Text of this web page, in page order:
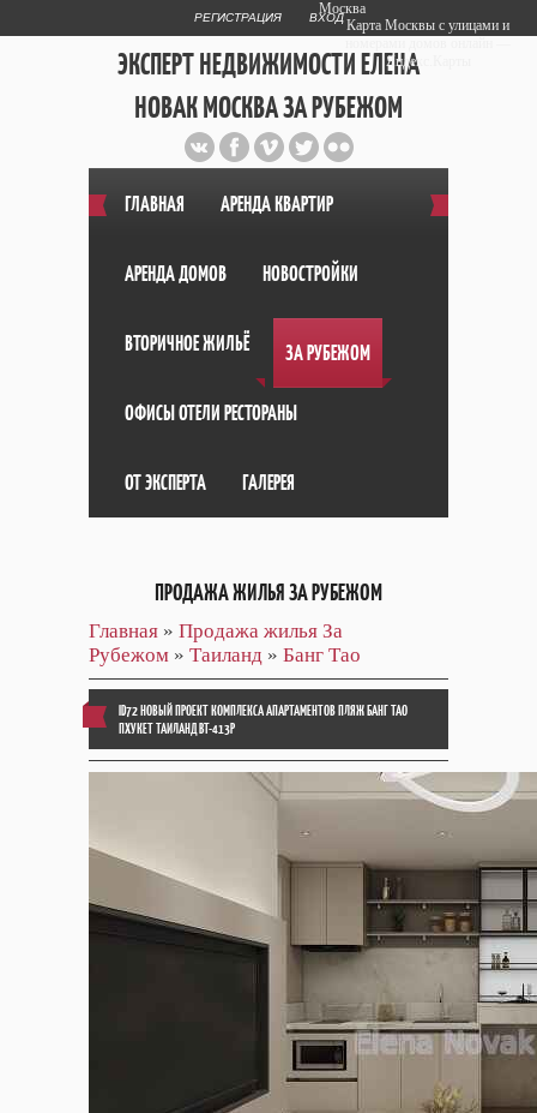
РЕГИСТРАЦИЯ ВХОД
ЭКСПЕРТ НЕДВИЖИМОСТИ ЕЛЕНА
НОВАК МОСКВА ЗА РУБЕЖОМ
Публичный сайт эксперта автора
web дизайнера+7 903 708 1884
ГЛАВНАЯ АРЕНДА КВАРТИР
АРЕНДА ДОМОВ НОВОСТРОЙКИ
ВТОРИЧНОЕ ЖИЛЬЁ ЗА РУБЕЖОМ
ОФИСЫ ОТЕЛИ РЕСТОРАНЫ
ОТ ЭКСПЕРТА ГАЛЕРЕЯ
ПРОДАЖА ЖИЛЬЯ ЗА РУБЕЖОМ
Главная » Продажа жилья За
Рубежом » Таиланд » Банг Тао
ID72 НОВЫЙ ПРОЕКТ КОМПЛЕКСА АПАРТАМЕНТОВ ПЛЯЖ БАНГ ТАО
ПХУКЕТ ТАИЛАНД BT-413P
Москва
Карта Москвы с улицами и
Яндекс.Карты